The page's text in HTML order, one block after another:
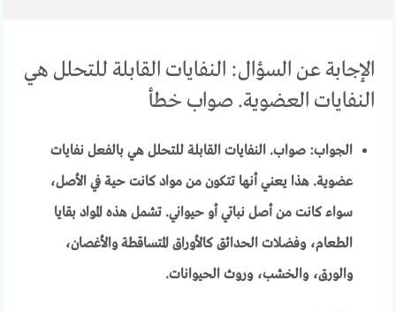
الإجابة عن السؤال: النفايات القابلة للتحلل هي
النفايات العضوية. صواب خطأ
الجواب: صواب. النفايات القابلة للتحلل هي بالفعل نفايات
عضوية. هذا يعني أنها تتكون من مواد كانت حية في الأصل،
سواء كانت من أصل نباتي أو حيواني. تشمل هذه المواد بقايا
الطعام، وفضلات الحدائق كالأوراق المتساقطة والأغصان،
والورق، والخشب، وروث الحيوانات.